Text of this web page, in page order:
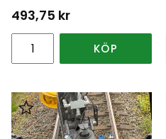
493,75 kr
KÖP
Lägg till i favoriter